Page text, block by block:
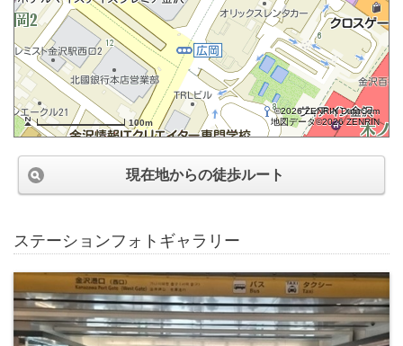
100m
©2026 ZENRIN DataCom
地図データ©2026 ZENRIN
現在地からの徒歩ルート
ステーションフォトギャラリー